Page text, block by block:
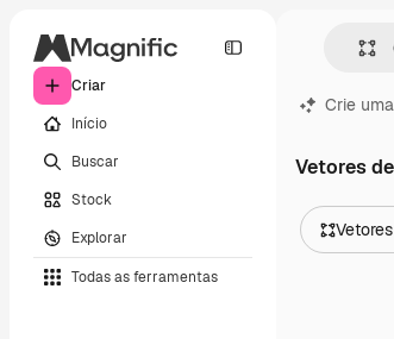
Criar
Início
Buscar
Stock
Explorar
Todas as ferramentas
Crie
Vetores
Vetores